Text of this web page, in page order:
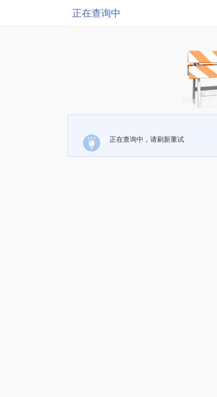
正在查询中
正在查询中，请刷新重试